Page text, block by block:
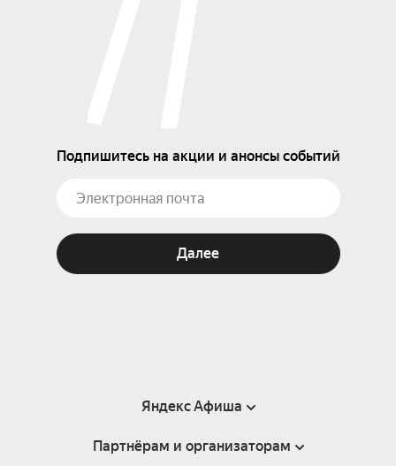
Подпишитесь на акции и анонсы событий
Далее
Яндекс Афиша
Справка
Партнёрам и организаторам